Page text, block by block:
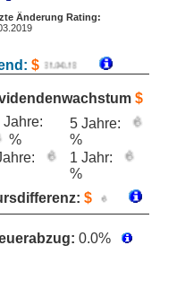
Änderung Rating:
$
$
Jahre:
%
5 Jahre:
%
1 Jahr:
%
$
0.0%